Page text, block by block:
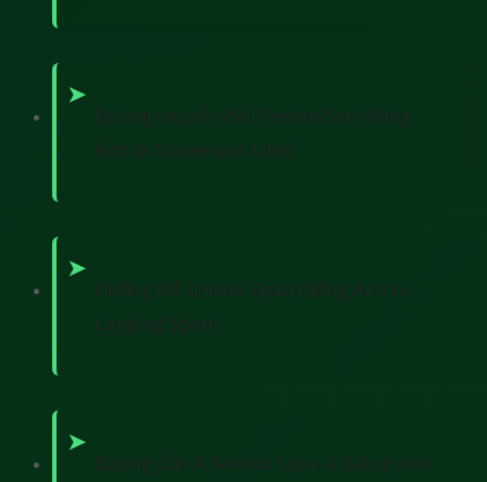
Đường chuyển đổi Tenkan-Sen (tiếng
Anh là Conversion Line)
Đường trễ Chikou Span (tiếng Anh là
Lagging Span)
Đường dẫn A Senkou Span A (tiếng Anh